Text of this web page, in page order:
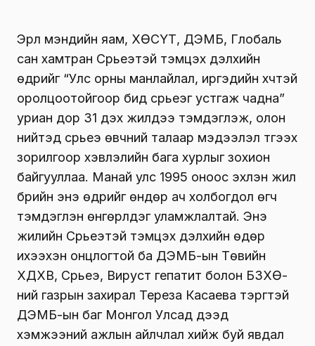
Эрүүл мэндийн яам, ХӨСҮТ, ДЭМБ, Глобаль
сан хамтран Сүрьеэтэй тэмцэх дэлхийн
өдрийг “Улс орны манлайлал, иргэдийн хүчтэй
оролцоотойгоор бид сүрьеэг устгаж чадна”
уриан дор 31 дэх жилдээ тэмдэглэж, олон
нийтэд сүрьеэ өвчний талаар мэдээлэл түгээх
зорилгоор хэвлэлийн бага хурлыг зохион
байгууллаа. Манай улс 1995 оноос эхлэн жил
бүрийн энэ өдрийг өндөр ач холбогдол өгч
тэмдэглэн өнгөрүүлдэг уламжлалтай. Энэ
жилийн Сүрьеэтэй тэмцэх дэлхийн өдөр
ихээхэн онцлогтой ба ДЭМБ-ын Төвийн
ХДХВ, Сүрьеэ, Вируст гепатит болон БЗХӨ-
ний газрын захирал Тереза Касаева тэргүүтэй
ДЭМБ-ын баг Монгол Улсад дээд
хэмжээний ажлын айлчлал хийж буй явдал